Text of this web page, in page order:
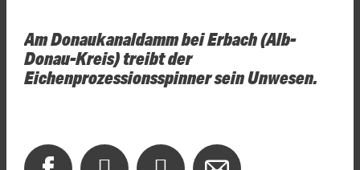
Am Donaukanaldamm bei Erbach (Alb-
Donau-Kreis) treibt der
Eichenprozessionsspinner sein Unwesen.